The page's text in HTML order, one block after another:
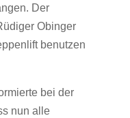
Der
Obinger
benutzen
bei der
nun alle